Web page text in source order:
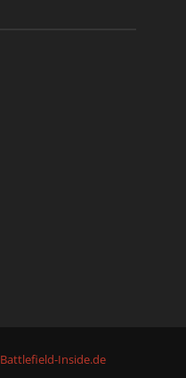
Battlefield-Inside.de